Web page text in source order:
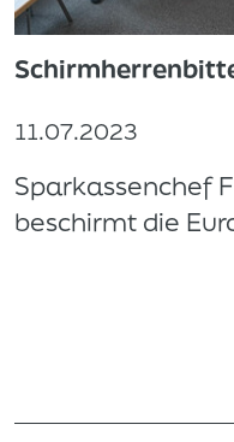
11.07.2023
Sparkassenchef
beschirmt die